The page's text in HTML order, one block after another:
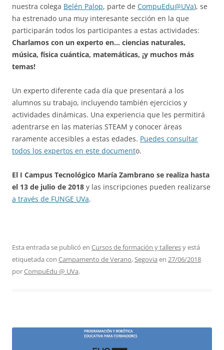
nuestra colega Belén Palop, parte de CompuEdu@UVa), se
ha estrenado una muy interesante sección en la que
participarán todos los participantes a estas actividades:
Charlamos con un experto en… ciencias naturales,
música, física cuántica, matemáticas, ¡y muchos más
temas!
Un experto diferente cada día que presentará a los
alumnos su trabajo, incluyendo también ejercicios y
actividades dinámicas. Una experiencia que les permitirá
adentrarse en las materias STEAM y conocer áreas
raramente accesibles a estas edades. Puedes consultar
todos los expertos en este documento.
El I Campus Tecnológico María Zambrano se realiza hasta
el 13 de julio de 2018 y las inscripciones pueden realizarse
a través de FUNGE UVa.
Esta entrada se publicó en Cursos de formación y talleresy está
etiquetada con Campamento de Verano,Segovia en 27/06/2018
porCompuEdu @ UVa.